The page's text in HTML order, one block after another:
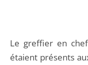
Le greffier en
étaient présents